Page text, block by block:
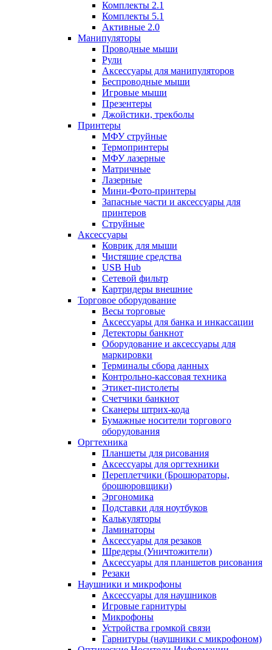
Комплекты 2.1
Комплекты 5.1
Активные 2.0
Манипуляторы
Проводные мыши
Рули
Аксессуары для манипуляторов
Беспроводные мыши
Игровые мыши
Презентеры
Джойстики, трекболы
Принтеры
МФУ струйные
Термопринтеры
МФУ лазерные
Матричные
Лазерные
Мини-Фото-принтеры
Запасные части и аксессуары для
принтеров
Струйные
Аксессуары
Коврик для мыши
Чистящие средства
USB Hub
Сетевой фильтр
Картридеры внешние
Торговое оборудование
Весы торговые
Аксессуары для банка и инкассации
Детекторы банкнот
Оборудование и аксессуары для
маркировки
Терминалы сбора данных
Контрольно-кассовая техника
Этикет-пистолеты
Счетчики банкнот
Сканеры штрих-кода
Бумажные носители торгового
оборудования
Оргтехника
Планшеты для рисования
Аксессуары для оргтехники
Переплетчики (Брошюраторы,
брошюровщики)
Эргономика
Подставки для ноутбуков
Калькуляторы
Ламинаторы
Аксессуары для резаков
Шредеры (Уничтожители)
Аксессуары для планшетов рисования
Резаки
Наушники и микрофоны
Аксессуары для наушников
Игровые гарнитуры
Микрофоны
Устройства громкой связи
Гарнитуры (наушники с микрофоном)